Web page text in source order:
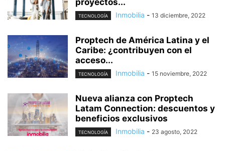
TECNOLOGÍA Inmobilia - 13 diciembre, 2022
Proptech de América Latina y el
Caribe: ¿contribuyen con el
acceso...
TECNOLOGÍA Inmobilia - 15 noviembre, 2022
Nueva alianza con Proptech
Latam Connection: descuentos y
beneficios exclusivos
TECNOLOGÍA Inmobilia - 23 agosto, 2022